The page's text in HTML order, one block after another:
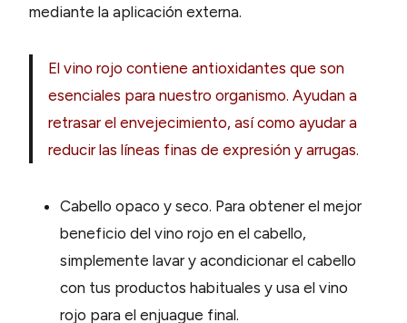
mediante la aplicación externa.
El vino rojo contiene antioxidantes que son
esenciales para nuestro organismo. Ayudan a
retrasar el envejecimiento, así como ayudar a
reducir las líneas finas de expresión y arrugas.
Cabello opaco y seco. Para obtener el mejor
beneficio del vino rojo en el cabello,
simplemente lavar y acondicionar el cabello
con tus productos habituales y usa el vino
rojo para el enjuague final.